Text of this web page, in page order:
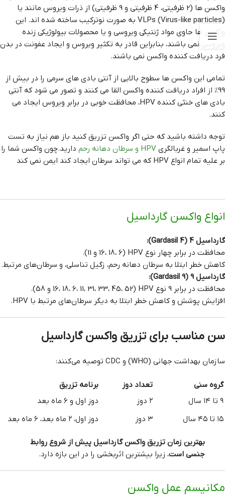
واکسن ها (2 ظرفیتی، 4 ظرفیتی و 9 ظرفیتی) از ذرات ویروس مانند یا
VLPs (Virus-like particles) به صورت نوترکیب ساخته شده اند. این
واکسن ها حاوی مواد ژنتیکی ویروسی و یا محصولات بیولوژیکی زنده
ویروسی نمی باشند، بنابراین قادر به تکثیر ویروس و ایجاد عفونت در بدن
فرد دریافت کننده واکسن نمی باشند.
تمامی این واکسن ها سطوح بالایی از آنتی بادی های سرمی را در بیش از
99% از افراد دریافت کننده واکسن القا می کنند و تصور می شود که آنتی
بادی های خنثی کننده HPV، محافظت خوبی در برابر ویروس ایجاد می
کنند.
توجه داشته باشید که حتی اگر واکسن تزریق کنید باز هم نیاز به تست
پاپ اسمیر و غربالگری
دارید.چون واکسن شما را
بر علیه تمام انواع HPV که می تواند سرطان ایجاد کند ایمن نمی کند
انواع واکسن گارداسیل
گارداسیل 4 (Gardasil 4):
محافظت در برابر چهار نوع HPV (16، 18، 6 و 11).
کاهش خطر ابتلا به سرطان دهانه رحم، زگیل تناسلی، و سرطان‌های مرتبط.
گارداسیل 9 (Gardasil 9):
محافظت در برابر 9 نوع HPV (16، 18، 6، 11، 31، 33، 45، 52 و 58).
افزایش پوشش و کاهش خطر ابتلا به دیگر سرطان‌های مرتبط با HPV.
سن مناسب برای تزریق واکسن گارداسیل
سازمان بهداشت جهانی (WHO) و CDC توصیه می‌کنند:
گروه سنی تعداد دوز
برنامه تزریق
۹ تا ۱۴ سال
۲ دوز
دوز اول و ۶ ماه بعد
۱۵ تا ۴۵ سال
۳ دوز دوز اول، ۲ ماه بعد، ۶ ماه بعد
بهترین زمان تزریق واکسن گارداسیل پیش از شروع روابط
جنسی است، زیرا بیشترین اثربخشی را در این بازه دارد.
مکانیسم عمل واکسن